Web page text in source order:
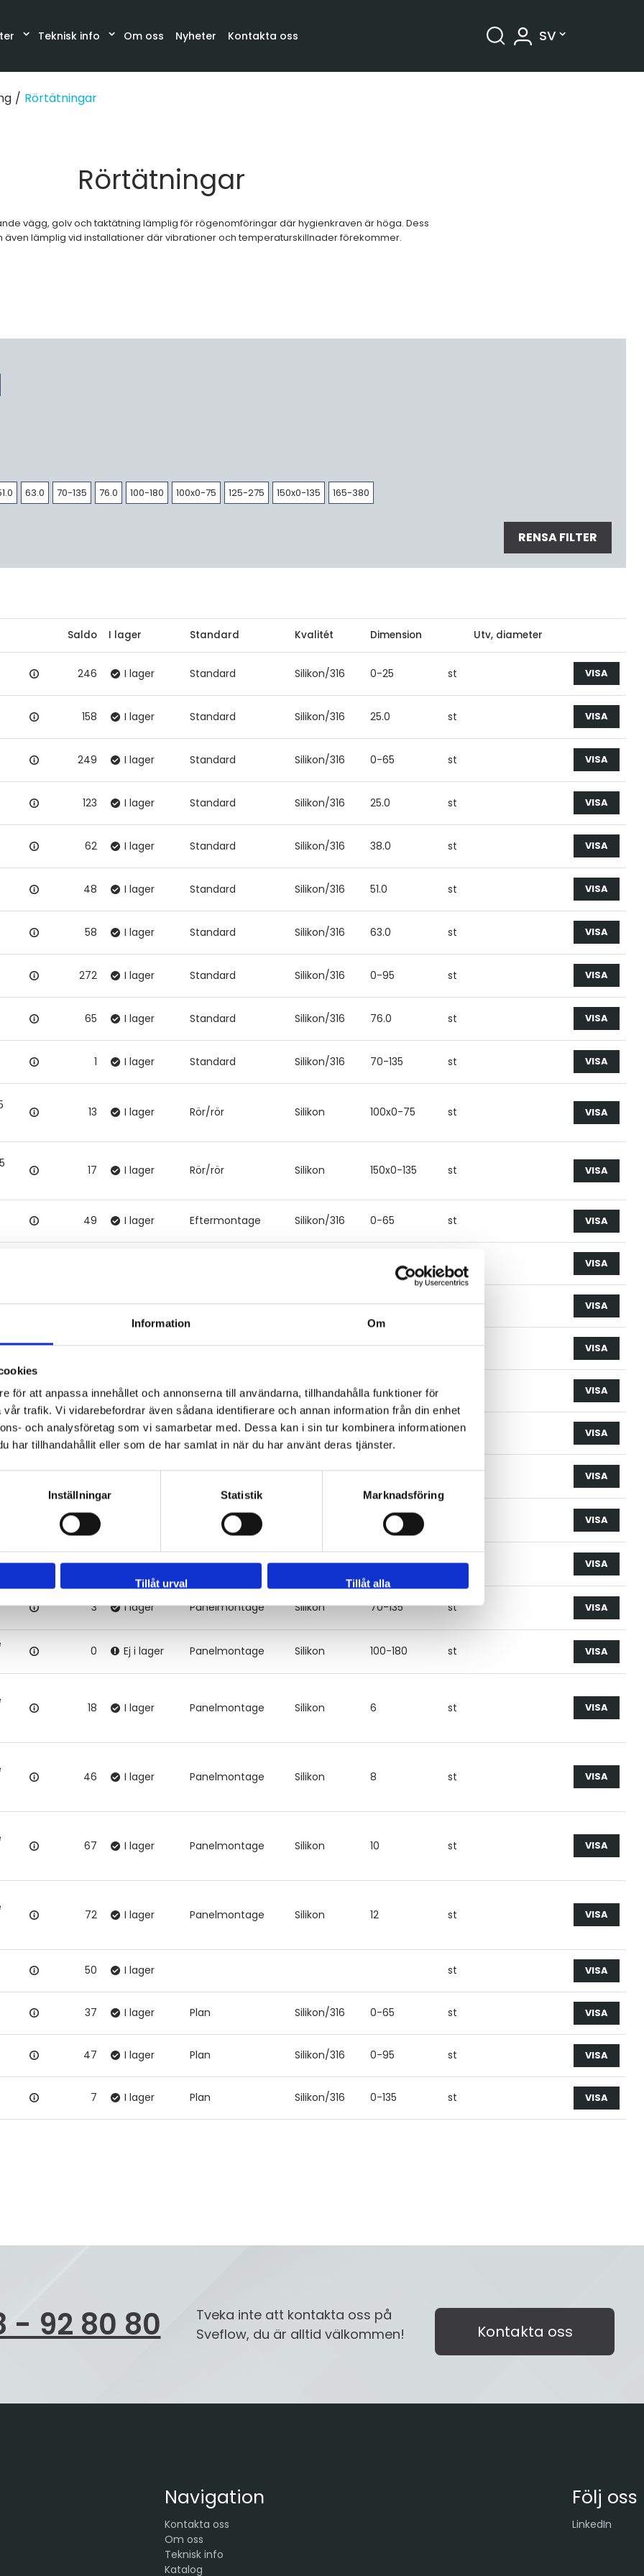
Information Om
för att anpassa innehållet och annonserna till användarna, tillhandahålla funktioner för
trafik. Vi vidarebefordrar även sådana identifierare och annan information från din enhet
och analysföretag som vi samarbetar med. Dessa kan i sin tur kombinera informationen
har tillhandahållit eller som de har samlat in när du har använt deras tjänster.
Inställningar Statistik Marknadsföring
Tillåt urval Tillåt alla
Kontakta oss
Om oss
Teknisk info Nyheter SV
/ Rörtätningar
Rörtätningar
vägg, golv och taktätning lämplig för rögenomföringar där hygienkraven är höga. Dess
även lämplig vid installationer där vibrationer och temperaturskillnader förekommer.
63.0 70-135 76.0 100-180 100x0-75 125-275 150x0-135 165-380
RENSA FILTER
Saldo I lager Standard Kvalitét Dimension Utv, diameter
246 I lager Standard Silikon/316 0-25 st VISA
158 I lager Standard Silikon/316 25.0 st VISA
249 I lager Standard Silikon/316 0-65 st VISA
123 I lager Standard Silikon/316 25.0 st VISA
62 I lager Standard Silikon/316 38.0 st VISA
48 I lager Standard Silikon/316 51.0 st VISA
58 I lager Standard Silikon/316 63.0 st VISA
272 I lager Standard Silikon/316 0-95 st VISA
65 I lager Standard Silikon/316 76.0 st VISA
1 I lager Standard Silikon/316 70-135 st VISA
13 I lager Rör/rör Silikon 100x0-75 st VISA
17 I lager Rör/rör Silikon 150x0-135 st VISA
49 I lager Eftermontage Silikon/316 0-65 st VISA
VISA
9 I lager Eftermontage Silikon/316 70-135 st VISA
17 I lager Eftermontage Silikon/316 100-180 st VISA
5 I lager Eftermontage Silikon/316 125-275 VISA
5 I lager Eftermontage Silikon/316 165-380 st VISA
50 I lager Panelmontage Silikon 0-25 st VISA
47 Panelmontage 0-65 VISA
54 I lager Panelmontage Silikon 0-95 st VISA
3 I lager Panelmontage Silikon 70-135 st VISA
0 Ej i lager Panelmontage Silikon 100-180 st VISA
18 I lager Panelmontage Silikon 6 st VISA
46 I lager Panelmontage Silikon 8 st VISA
67 I lager Panelmontage Silikon 10 st VISA
72 I lager Panelmontage Silikon 12 st VISA
50 I lager st VISA
37 I lager Plan Silikon/316 0-65 st VISA
47 I lager Plan Silikon/316 0-95 st VISA
7 I lager Plan Silikon/316 0-135 st VISA
- 92 80 80
Tveka inte att kontakta oss på
Sveflow, du är alltid välkommen!
Kontakta oss
Navigation
Kontakta oss
Om oss
Teknisk info
Katalog
Följ oss
LinkedIn